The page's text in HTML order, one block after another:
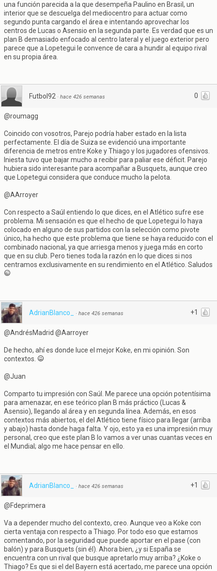
una función parecida a la que desempeña Paulino en Brasil, un
interior que se descuelga del mediocentro para actuar como
segundo punta cargando el área e intentando aprovechar los
centros de Lucas o Asensio en la segunda parte. Es verdad que es un
plan B demasiado enfocado al centro lateral y el juego exterior pero
parece que a Lopetegui le convence de cara a hundir al equipo rival
en su propia área.
0
Futbol92 · hace 426 semanas
@roumagg
Coincido con vosotros, Parejo podría haber estado en la lista
perfectamente. El día de Suiza se evidenció una importante
diferencia de metros entre Koke y Thiago y los jugadores ofensivos.
Iniesta tuvo que bajar mucho a recibir para paliar ese déficit. Parejo
hubiera sido interesante para acompañar a Busquets, aunque creo
que Lopetegui considera que conduce mucho la pelota.
@AArroyer
Con respecto a Saúl entiendo lo que dices, en el Atlético sufre ese
problema. Mi sensación es que el hecho de que Lopetegui lo haya
colocado en alguno de sus partidos con la selección como pivote
único, ha hecho que este problema que tiene se haya reducido con el
combinado nacional, ya que arriesga menos y juega más en corto
que en su club. Pero tienes toda la razón en lo que dices si nos
centramos exclusivamente en su rendimiento en el Atlético. Saludos
+1
AdrianBlanco_ · hace 426 semanas
@AndrésMadrid @Aarroyer
De hecho, ahí es donde luce el mejor Koke, en mi opinión. Son
contextos.
@Juan
Comparto tu impresión con Saúl. Me parece una opción potentísima
para amenazar, en ese teórico plan B más práctico (Lucas &
Asensio), llegando al área y en segunda línea. Además, en esos
contextos más abiertos, el del Atlético tiene físico para llegar (arriba
y abajo) hasta donde haga falta. Y ojo, esto ya es una impresión muy
personal, creo que este plan B lo vamos a ver unas cuantas veces en
el Mundial; algo me hace pensar en ello.
+1
AdrianBlanco_ · hace 426 semanas
@Fdeprimera
Va a depender mucho del contexto, creo. Aunque veo a Koke con
cierta ventaja con respecto a Thiago. Por todo eso que estamos
comentando, por la seguridad que puede aportar en el pase (con
balón) y para Busquets (sin él). Ahora bien, ¿y si España se
encuentra con un rival que busque apretarlo muy arriba? ¿Koke o
Thiago? Es que si el del Bayern está acertado, me parece una opción